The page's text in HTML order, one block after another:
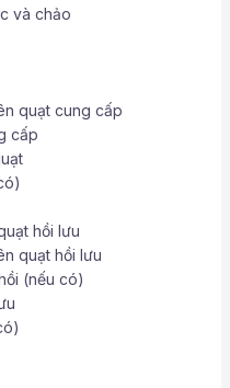
và chảo
quạt cung cấp
cấp
hồi lưu
quạt hồi lưu
(nếu có)